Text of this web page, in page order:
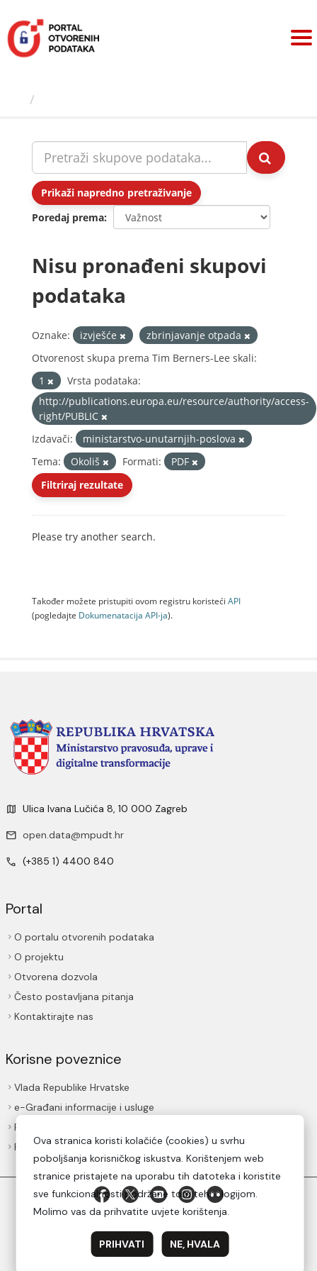
sadržaj
Prikaži napredno pretraživanje
Poredaj prema
Nisu pronađeni skupovi
podataka
Oznake: izvješće
zbrinjavanje otpada
Otvorenost skupa prema Tim Berners-Lee skali:
1
Vrsta podataka:
http://publications.europa.eu/resource/authority/access-
right/PUBLIC
Izdavači:
ministarstvo-unutarnjih-poslova
Tema:
Okoliš Formati:
PDF
Filtriraj rezultate
Please try another search.
Također možete pristupiti ovom registru koristeći API
(pogledajte Dokumenаtаcijа API-jа).